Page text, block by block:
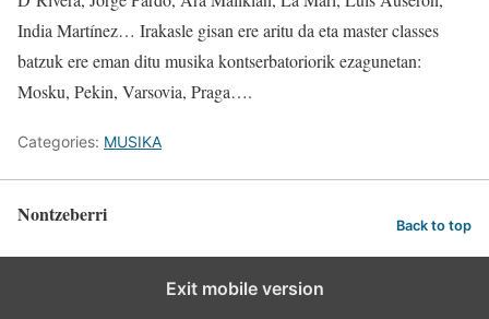
India Martínez… Irakasle gisan ere aritu da eta master classes
batzuk ere eman ditu musika kontserbatoriorik ezagunetan:
Mosku, Pekin, Varsovia, Praga….
Categories: MUSIKA
Nontzeberri Back to top
Exit mobile version